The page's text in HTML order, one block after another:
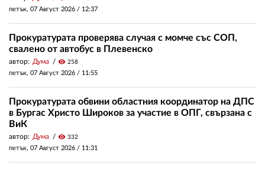
петък, 07 Август 2026 / 12:37
Прокуратурата проверява случая с момче със СОП,
свалено от автобус в Плевенско
автор: Дума visibility 258
петък, 07 Август 2026 / 11:55
Прокуратурата обвини областния координатор на ДПС
в Бургас Христо Широков за участие в ОПГ, свързана с
ВиК
автор: Дума visibility 332
петък, 07 Август 2026 / 11:31